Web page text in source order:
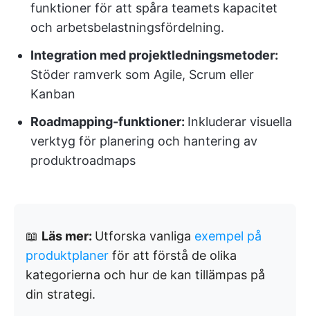
funktioner för att spåra teamets kapacitet
och arbetsbelastningsfördelning.
Integration med projektledningsmetoder:
Stöder ramverk som Agile, Scrum eller
Kanban
Roadmapping-funktioner: Inkluderar visuella
verktyg för planering och hantering av
produktroadmaps
📖 Läs mer: Utforska vanliga exempel på
produktplaner för att förstå de olika
kategorierna och hur de kan tillämpas på
din strategi.